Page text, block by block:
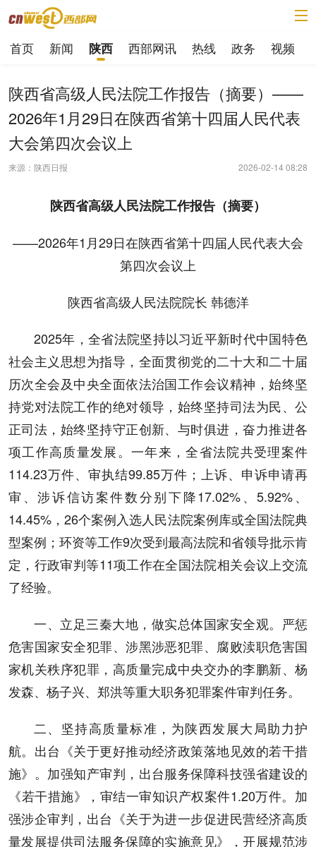
首页 新闻 陕西 西部网讯 热线 政务 视频
陕西省高级人民法院工作报告（摘要）——
2026年1月29日在陕西省第十四届人民代表
大会第四次会议上
来源：陕西日报 2026-02-14 08:28
陕西省高级人民法院工作报告（摘要）
——2026年1月29日在陕西省第十四届人民代表大会
第四次会议上
陕西省高级人民法院院长 韩德洋
2025年，全省法院坚持以习近平新时代中国特色
社会主义思想为指导，全面贯彻党的二十大和二十届
历次全会及中央全面依法治国工作会议精神，始终坚
持党对法院工作的绝对领导，始终坚持司法为民、公
正司法，始终坚持守正创新、与时俱进，奋力推进各
项工作高质量发展。一年来，全省法院共受理案件
114.23万件、审执结99.85万件；上诉、申诉申请再
审、涉诉信访案件数分别下降17.02%、5.92%、
14.45%，26个案例入选人民法院案例库或全国法院典
型案例；环资等工作9次受到最高法院和省领导批示肯
定，行政审判等11项工作在全国法院相关会议上交流
了经验。
一、立足三秦大地，做实总体国家安全观。严惩
危害国家安全犯罪、涉黑涉恶犯罪、腐败渎职危害国
家机关秩序犯罪，高质量完成中央交办的李鹏新、杨
发森、杨子兴、郑洪等重大职务犯罪案件审判任务。
二、坚持高质量标准，为陕西发展大局助力护
航。出台《关于更好推动经济政策落地见效的若干措
施》。加强知产审判，出台服务保障科技强省建设的
《若干措施》，审结一审知识产权案件1.20万件。加
强涉企审判，出台《关于为进一步促进民营经济高质
量发展提供司法服务保障的实施意见》，开展规范涉